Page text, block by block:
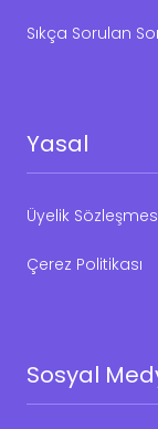
Sıkça Sorulan
Yasal
Üyelik
Çerez Politikası
Sosyal